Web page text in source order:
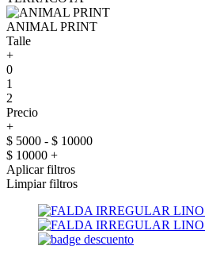
ANIMAL PRINT
Talle
+
0
1
2
Precio
+
$ 5000 - $ 10000
$ 10000 +
Aplicar filtros
Limpiar filtros